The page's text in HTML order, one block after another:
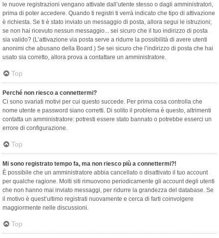
le nuove registrazioni vengano attivate dall’utente stesso o dagli amministratori,
prima di poter accedere. Quando ti registri ti verrà indicato che tipo di attivazione
è richiesta. Se ti è stato inviato un messaggio di posta, allora segui le istruzioni;
se non hai ricevuto nessun messaggio... sei sicuro che il tuo indirizzo di posta
sia valido? (L’attivazione via posta serve a ridurre la possibilità di avere utenti
anonimi che abusano della Board.) Se sei sicuro che l’indirizzo di posta che hai
usato sia corretto, allora prova a contattare un amministratore.
Top
Perché non riesco a connettermi?
Ci sono svariati motivi per cui questo succede. Per prima cosa controlla che
nome utente e password siano corretti. Di solito il problema è questo, altrimenti
contatta un amministratore: potresti essere stato bannato o potrebbe esserci un
errore di configurazione.
Top
Mi sono registrato tempo fa, ma non riesco più a connettermi?!
È possibile che un amministratore abbia cancellato o disattivato il tuo account
per qualche ragione. Molti siti rimuovono periodicamente gli account degli utenti
che non hanno mai inviato messaggi, per ridurre la grandezza del database. Se
il motivo è quest’ultimo registrati nuovamente e cerca di farti coinvolgere
maggiormente nelle discussioni.
Top